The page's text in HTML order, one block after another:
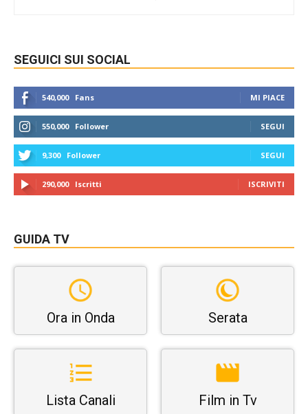
SEGUICI SUI SOCIAL
540,000 Fans MI PIACE
550,000 Follower SEGUI
9,300 Follower SEGUI
290,000 Iscritti ISCRIVITI
GUIDA TV
Ora in Onda Serata
Lista Canali Film in Tv